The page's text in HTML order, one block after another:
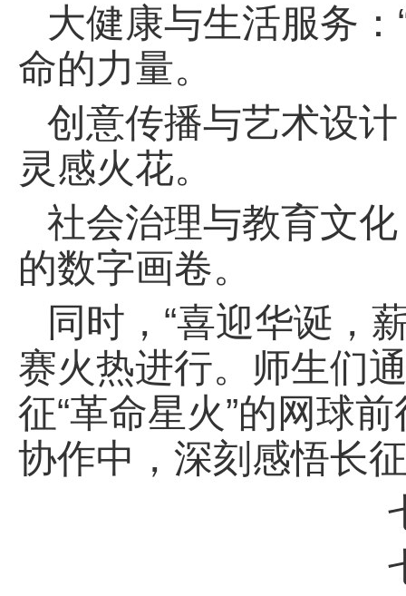
大健康与生活服务
命的力量。
创意传播与艺术设
灵感火花。
社会治理与教育文
的数字画卷。
同时，“喜迎华诞，
赛火热进行。师生们
征“革命星火”的网球
协作中，深刻感悟长